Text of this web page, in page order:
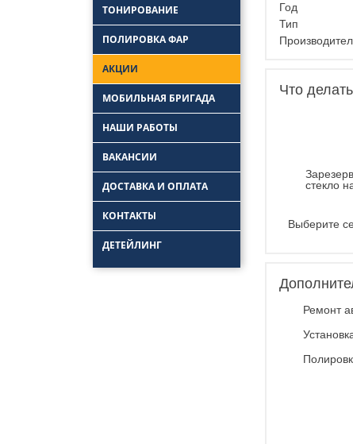
Замена лобовых
стекла
автостекла
Ремонт трещин
автостекол
Ремонт заднего
стекла автомобиля
ТОНИРОВАНИЕ
ПОЛИРОВКА ФАР
АКЦИИ
МОБИЛЬНАЯ БРИГАДА
НАШИ РАБОТЫ
ВАКАНСИИ
ДОСТАВКА И ОПЛАТА
КОНТАКТЫ
ДЕТЕЙЛИНГ
Полировка
Год
Тип
Что
стекло
Выберите
Ремонт